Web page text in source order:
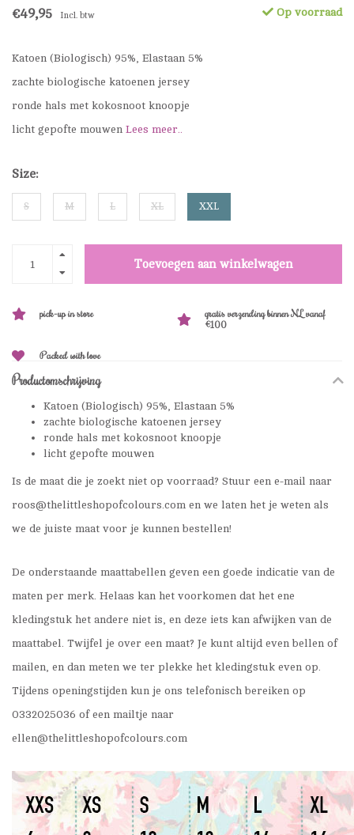
€49,95 Incl. btw Op voorraad
Katoen (Biologisch) 95%, Elastaan 5%
zachte biologische katoenen jersey
ronde hals met kokosnoot knoopje
licht gepofte mouwen Lees meer..
Size:
S M L XL XXL
Toevoegen aan winkelwagen
pick-up in store
gratis verzending binnen NL vanaf
€100
Packed with love
Productomschrijving
Katoen (Biologisch) 95%, Elastaan 5%
zachte biologische katoenen jersey
ronde hals met kokosnoot knoopje
licht gepofte mouwen
Is de maat die je zoekt niet op voorraad? Stuur een e-mail naar
roos@thelittleshopofcolours.com en we laten het je weten als
we de juiste maat voor je kunnen bestellen!
De onderstaande maattabellen geven een goede indicatie van de
maten per merk. Helaas kan het voorkomen dat het ene
kledingstuk het andere niet is, en deze iets kan afwijken van de
maattabel. Twijfel je over een maat? Je kunt altijd even bellen of
mailen, en dan meten we ter plekke het kledingstuk even op.
Tijdens openingstijden kun je ons telefonisch bereiken op
0332025036 of een mailtje naar
ellen@thelittleshopofcolours.com